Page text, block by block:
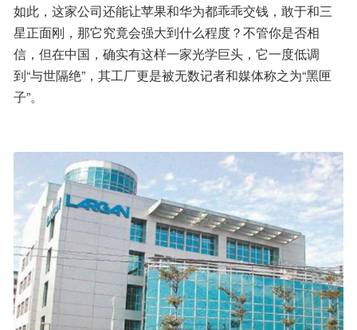
如此，这家公司还能让苹果和华为都乖乖交钱，敢于和三
星正面刚，那它究竟会强大到什么程度？不管你是否相
信，但在中国，确实有这样一家光学巨头，它一度低调
到“与世隔绝”，其工厂更是被无数记者和媒体称之为“黑匣
子”。